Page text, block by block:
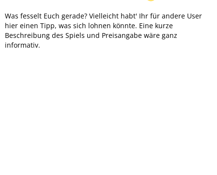
Was fesselt Euch gerade? Vielleicht habt' Ihr für andere User
hier einen Tipp, was sich lohnen könnte. Eine kurze
Beschreibung des Spiels und Preisangabe wäre ganz
informativ.